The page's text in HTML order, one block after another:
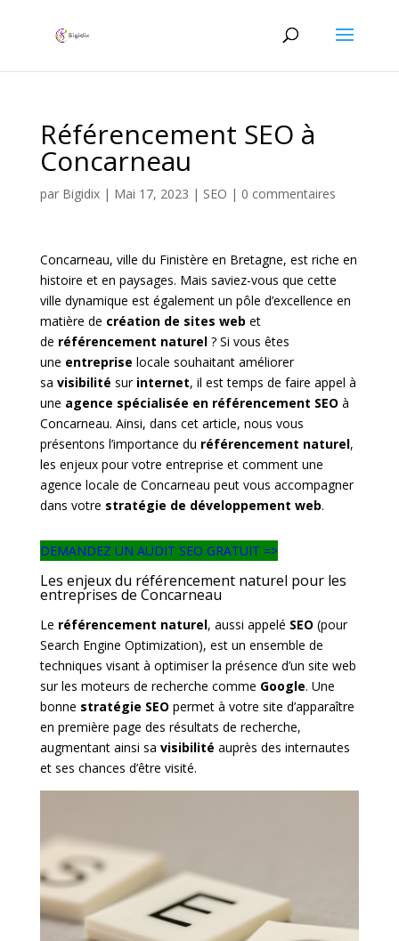
Référencement SEO à
Concarneau
par Bigidix| Mai 17, 2023 | SEO | 0 commentaires
Concarneau, ville du Finistère en Bretagne, est riche en
histoire et en paysages. Mais saviez-vous que cette
ville dynamique est également un pôle d’excellence en
matière de création de sites web et
de référencement naturel? Si vous êtes
une entreprise locale souhaitant améliorer
sa visibilité sur internet, il est temps de faire appel à
une agence spécialisée en référencement SEO à
Concarneau. Ainsi, dans cet article, nous vous
présentons l’importance du référencement naturel,
les enjeux pour votre entreprise et comment une
agence locale de Concarneau peut vous accompagner
dans votre stratégie de développement web.
DEMANDEZ UN AUDIT SEO GRATUIT =>
Les enjeux du référencement naturel pour les
entreprises de Concarneau
Le référencement naturel, aussi appelé SEO (pour
Search Engine Optimization), est un ensemble de
techniques visant à optimiser la présence d’un site web
sur les moteurs de recherche comme Google. Une
bonne stratégie SEO permet à votre site d’apparaître
en première page des résultats de recherche,
augmentant ainsi sa visibilité auprès des internautes
et ses chances d’être visité.